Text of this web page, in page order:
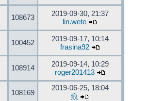
108673
2019-09-30, 21:37
lin.wete
100452
2019-09-17, 10:14
frasina92
108914
2019-09-14, 10:29
roger201413
108169
2019-06-25, 18:04
痕